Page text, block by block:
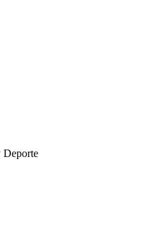
Deporte